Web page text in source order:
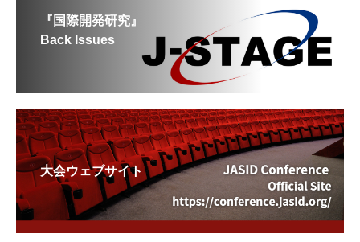
『国際開発研究』
Back Issues
大会ウェブサイト